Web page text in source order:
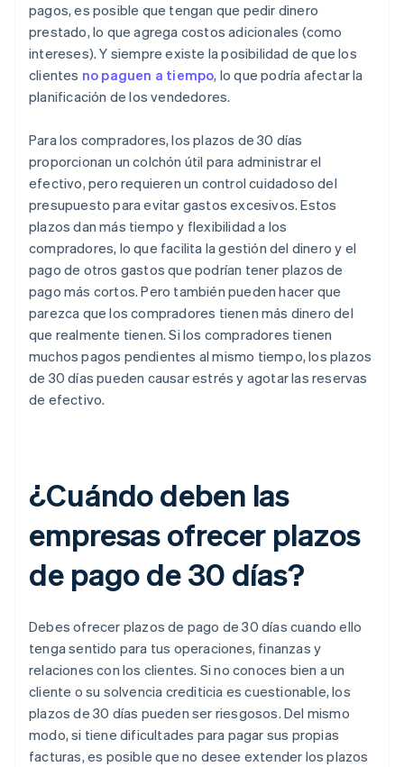
pagos, es posible que tengan que pedir dinero
prestado, lo que agrega costos adicionales (como
intereses). Y siempre existe la posibilidad de que los
clientes no paguen a tiempo, lo que podría afectar la
planificación de los vendedores.
Para los compradores, los plazos de 30 días
proporcionan un colchón útil para administrar el
efectivo, pero requieren un control cuidadoso del
presupuesto para evitar gastos excesivos. Estos
plazos dan más tiempo y flexibilidad a los
compradores, lo que facilita la gestión del dinero y el
pago de otros gastos que podrían tener plazos de
pago más cortos. Pero también pueden hacer que
parezca que los compradores tienen más dinero del
que realmente tienen. Si los compradores tienen
muchos pagos pendientes al mismo tiempo, los plazos
de 30 días pueden causar estrés y agotar las reservas
de efectivo.
¿Cuándo deben las
empresas ofrecer plazos
de pago de 30 días?
Debes ofrecer plazos de pago de 30 días cuando ello
tenga sentido para tus operaciones, finanzas y
relaciones con los clientes. Si no conoces bien a un
cliente o su solvencia crediticia es cuestionable, los
plazos de 30 días pueden ser riesgosos. Del mismo
modo, si tiene dificultades para pagar sus propias
facturas, es posible que no desee extender los plazos